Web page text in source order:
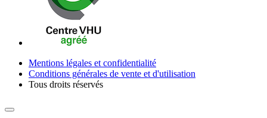
Mentions légales et confidentialité
Conditions générales de vente et d'utilisation
Tous droits réservés